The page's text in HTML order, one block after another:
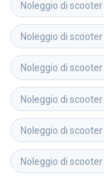
Noleggio di scooter
Noleggio di scooter
Noleggio di scooter
Noleggio di scooter
Noleggio di scooter
Noleggio di scooter